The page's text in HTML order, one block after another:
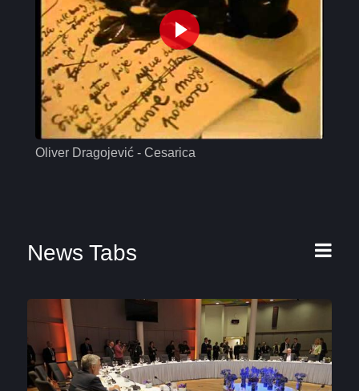
Oliver Dragojević - Cesarica
News Tabs